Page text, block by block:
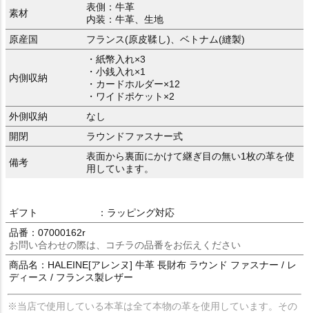
素材
表側：牛革
内装：牛革、生地
原産国
フランス(原皮鞣し)、ベトナム(縫製)
内側収納
・紙幣入れ×3
・小銭入れ×1
・カードホルダー×12
・ワイドポケット×2
外側収納
なし
開閉
ラウンドファスナー式
備考
表面から裏面にかけて継ぎ目の無い1枚の革を使
用しています。
ギフト
：ラッピング対応
品番：07000162r
お問い合わせの際は、コチラの品番をお伝えください
商品名：HALEINE[アレンヌ] 牛革 長財布 ラウンド ファスナー / レ
ディース / フランス製レザー
※当店で使用している本革は全て本物の革を使用しています。その